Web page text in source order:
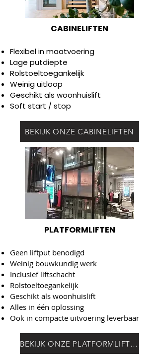
CABINELIFTEN
Flexibel in maatvoering
Lage putdiepte
Rolstoeltoegankelijk
Weinig uitloop
Geschikt als woonhuislift
Soft start / stop
BEKIJK ONZE CABINELIFTEN
PLATFORMLIFTEN
Geen liftput benodigd
Weinig bouwkundig werk
Inclusief liftschacht
Rolstoeltoegankelijk
Geschikt als woonhuislift
Alles in één oplossing
Ook in compacte uitvoering leverbaar
BEKIJK ONZE PLATFORMLIFTEN